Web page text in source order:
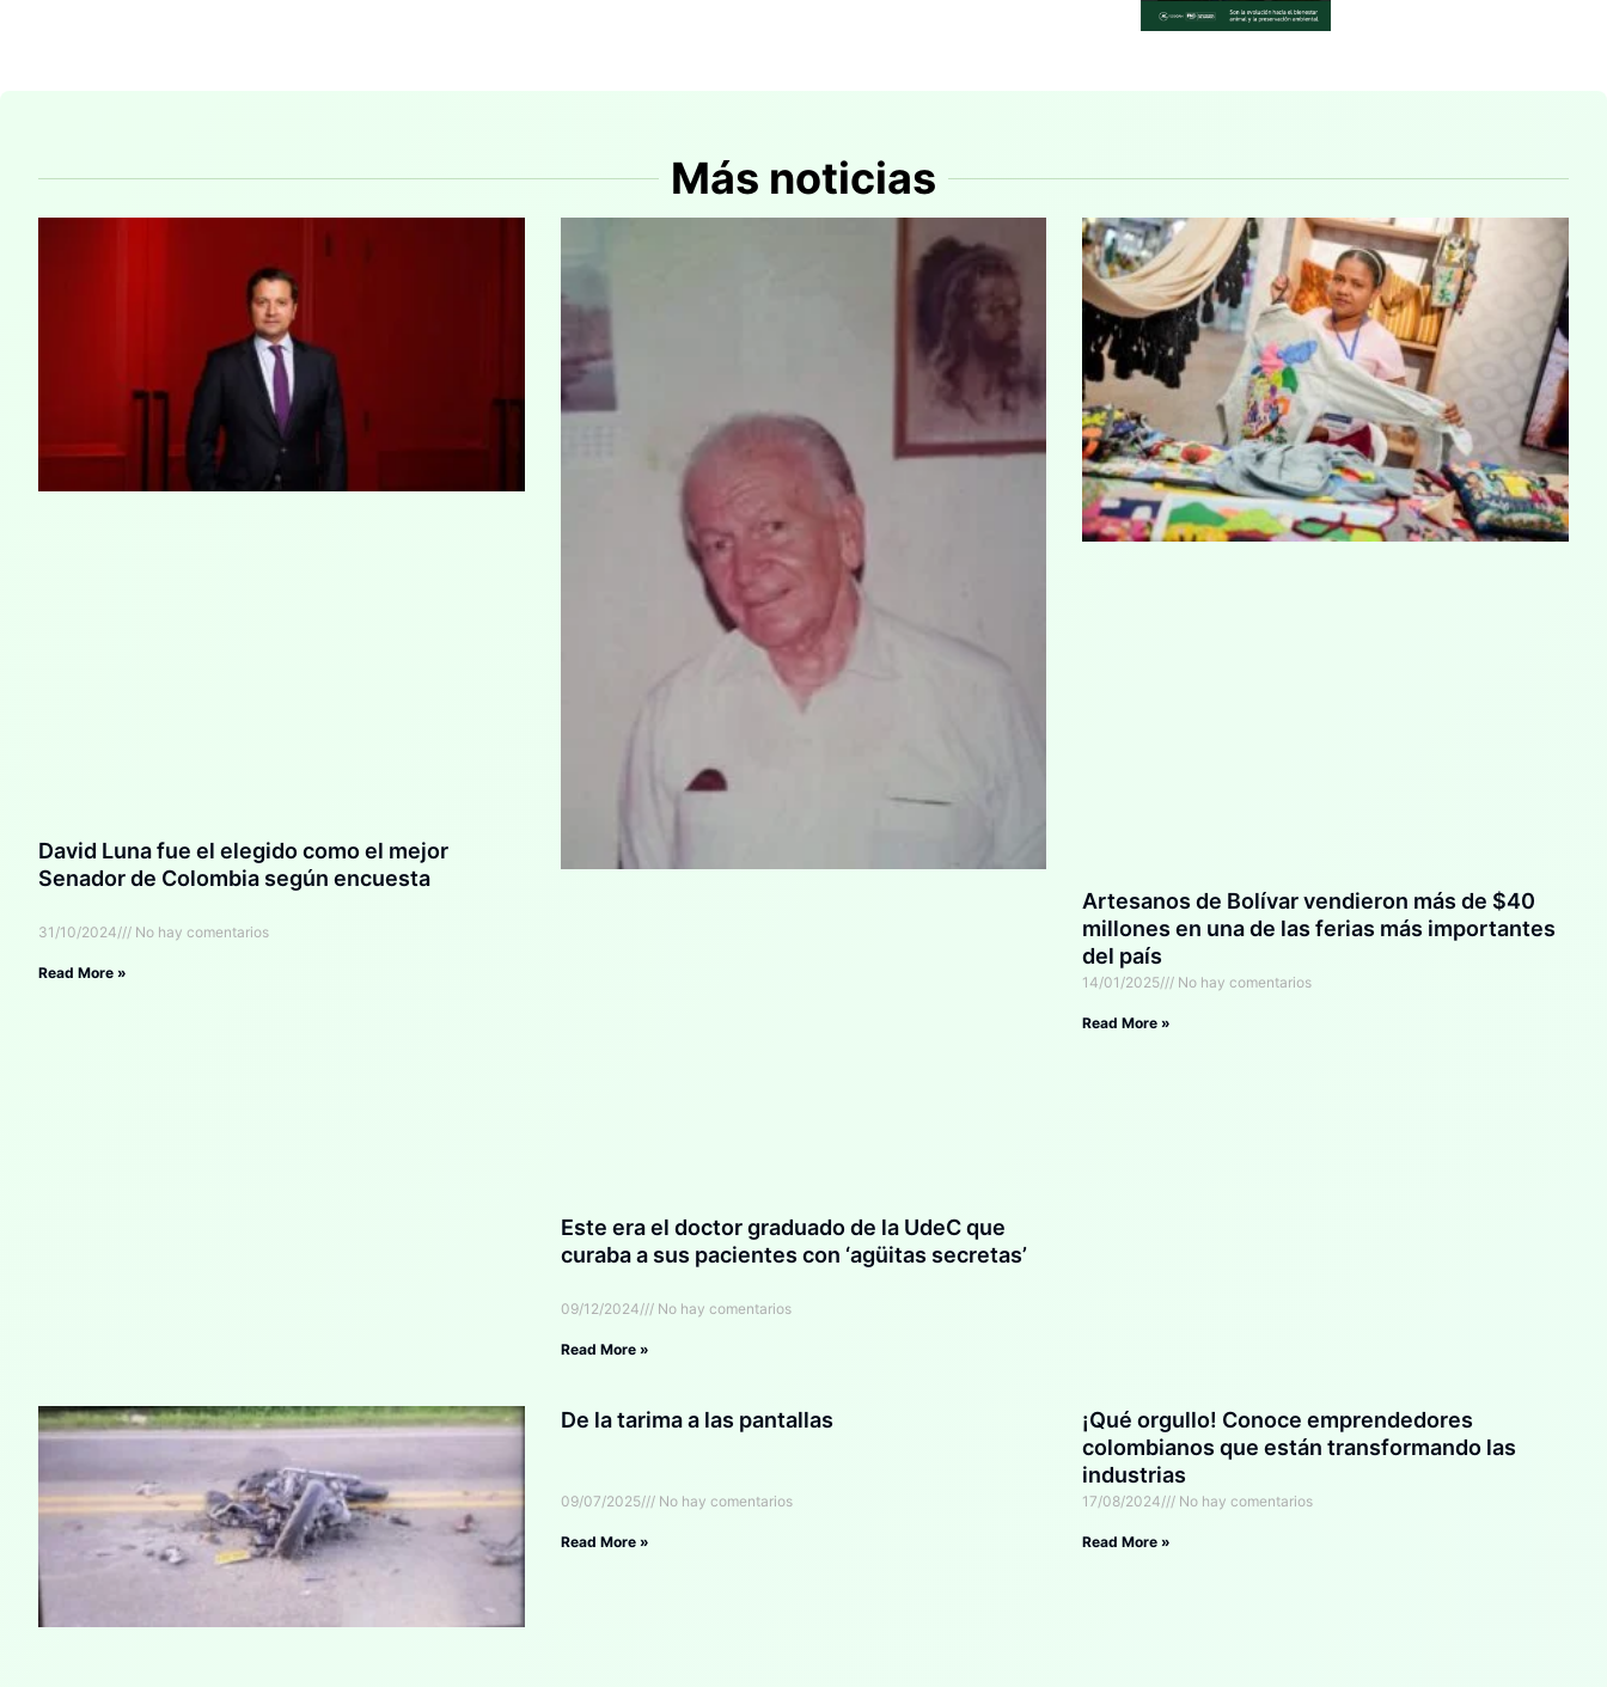
Más noticias
David Luna fue el elegido como el mejor
Senador de Colombia según encuesta
31/10/2024 No hay comentarios
Read More »
Este era el doctor graduado de la UdeC que
curaba a sus pacientes con ‘agüitas secretas’
09/12/2024 No hay comentarios
Read More »
Artesanos de Bolívar vendieron más de $40
millones en una de las ferias más importantes
del país
14/01/2025 No hay comentarios
Read More »
De la tarima a las pantallas
09/07/2025 No hay comentarios
Read More »
¡Qué orgullo! Conoce emprendedores
colombianos que están transformando las
industrias
17/08/2024 No hay comentarios
Read More »